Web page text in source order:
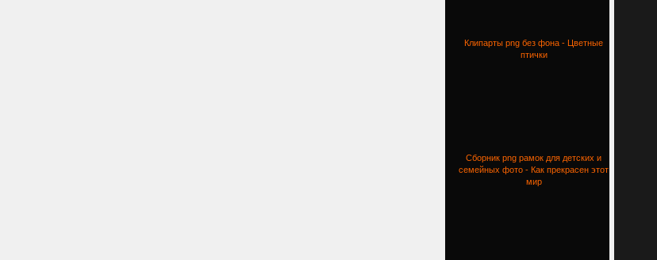
Клипарты png без фона - Цветные
птички
Сборник png рамок для детских и
семейных фото - Как прекрасен этот
мир